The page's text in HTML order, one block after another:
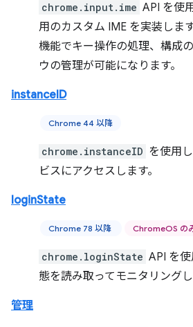
chrome.input.ime API を使
用のカスタム IME を実装しま
機能でキー操作の処理、構成
ウの管理が可能になります。
instanceID
Chrome 44 以降
chrome.instanceID を使用
ビスにアクセスします。
loginState
Chrome 78 以降 ChromeOS の
chrome.loginState API を
態を読み取ってモニタリングし
管理